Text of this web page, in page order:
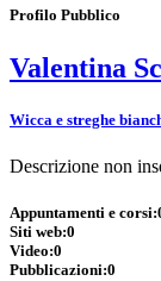
Profilo Pubblico
Valentina
Wicca e streghe
Descrizione non
Appuntamenti e corsi:
Siti web:0
Video:0
Pubblicazioni:0